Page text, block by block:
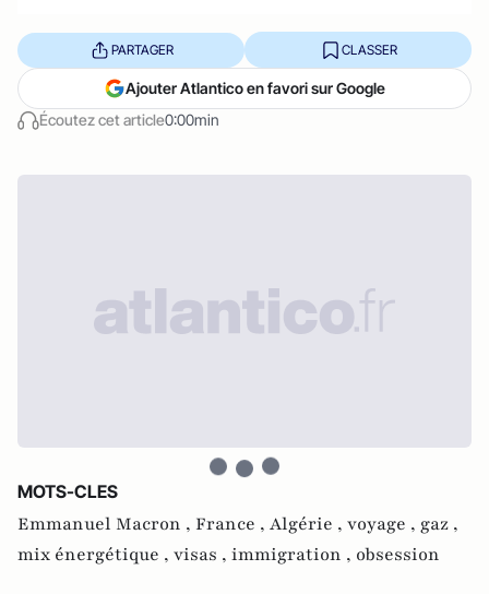
Écoutez cet article0:00min
PARTAGER CLASSER
Ajouter Atlantico en favori sur Google
MOTS-CLES
Emmanuel Macron , France , Algérie , voyage , gaz ,
mix énergétique , visas , immigration , obsession